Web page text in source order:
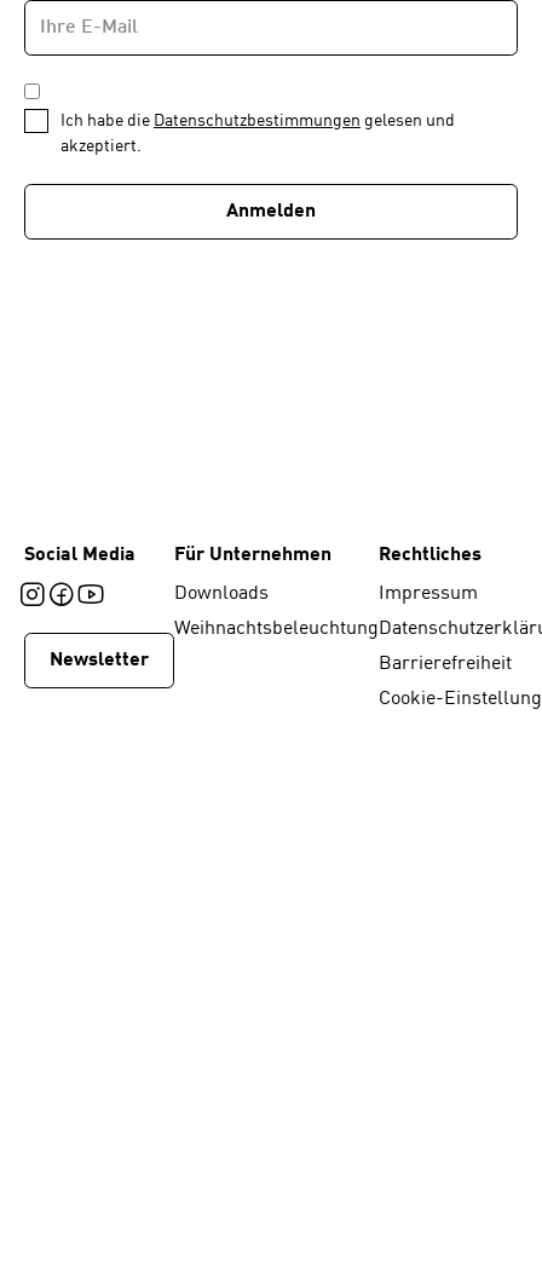
Newsletter
1
von
E-
MAIL-
ADRESSE
DATENSCHUTZBESTIMMUNGEN
*
Ich habe die Datenschutzbestimmungen gelesen und
akzeptiert.
Anmelden
Social Media
Newsletter
Für Unternehmen
Downloads
Weihnachtsbeleuchtung
Rechtliches
Impressum
Barrierefreiheit
Cookie-